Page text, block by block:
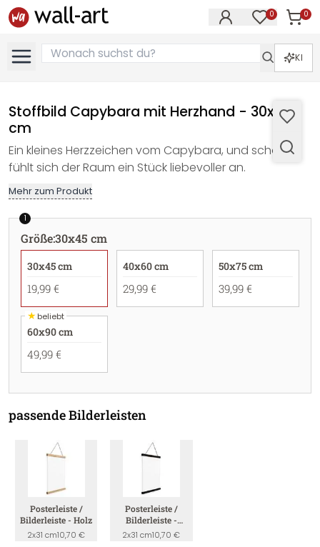
0 0
KI
Stoffbild Capybara mit Herzhand - 30x45
cm
Ein kleines Herzzeichen vom Capybara, und schon
fühlt sich der Raum ein Stück liebevoller an.
Mehr zum Produkt
1
Größe:30x45 cm
30x45 cm
19,99 €
40x60 cm
29,99 €
50x75 cm
39,99 €
★beliebt
60x90 cm
49,99 €
passende Bilderleisten
Posterleiste /
Bilderleiste - Holz
2x31 cm10,70 €
Posterleiste /
Bilderleiste -
Schwarz
2x31 cm10,70 €